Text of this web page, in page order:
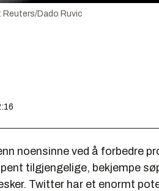
Reuters/Dado Ruvic
noensinne ved å forbedre
tilgjengelige, bekjempe
Twitter har et enormt